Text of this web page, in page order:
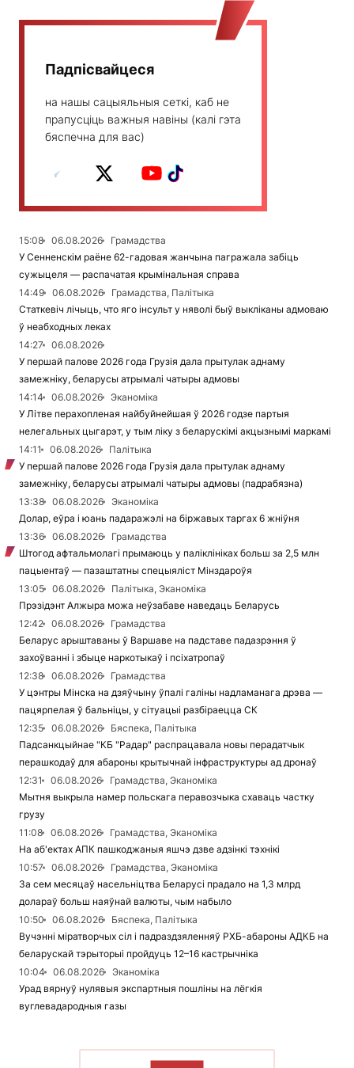
Падпісвайцеся
на нашы сацыяльныя сеткі, каб не
прапусціць важныя навіны (калі гэта
бяспечна для вас)
15:08 06.08.2026
Грамадства
У Сенненскім раёне 62-гадовая жанчына пагражала забіць
сужыцеля — распачатая крымінальная справа
14:49
06.08.2026
Грамадства, Палітыка
Статкевіч лічыць, что яго інсульт у няволі быў выкліканы адмоваю
ў неабходных леках
14:27
06.08.2026
У першай палове 2026 года Грузія дала прытулак аднаму
замежніку, беларусы атрымалі чатыры адмовы
14:14
06.08.2026
Эканоміка
У Літве перахопленая найбуйнейшая ў 2026 годзе партыя
нелегальных цыгарэт, у тым ліку з беларускімі акцызнымі маркамі
14:11
06.08.2026
Палітыка
У першай палове 2026 года Грузія дала прытулак аднаму
замежніку, беларусы атрымалі чатыры адмовы (падрабязна)
13:38
06.08.2026
Эканоміка
Долар, еўра і юань падаражэлі на біржавых таргах 6 жніўня
13:36
06.08.2026
Грамадства
Штогод афтальмолагі прымаюць у паліклініках больш за 2,5 млн
пацыентаў — пазаштатны спецыяліст Мінздароўя
13:05
06.08.2026
Палітыка, Эканоміка
Прэзідэнт Алжыра можа неўзабаве наведаць Беларусь
12:42
06.08.2026
Грамадства
Беларус арыштаваны ў Варшаве на падставе падазрэння ў
захоўванні і збыце наркотыкаў і псіхатропаў
12:38
06.08.2026
Грамадства
У цэнтры Мінска на дзяўчыну ўпалі галіны надламанага дрэва —
пацярпелая ў бальніцы, у сітуацыі разбіраецца СК
12:35
06.08.2026
Бяспека, Палітыка
Падсанкцыйнае "КБ "Радар" распрацавала новы перадатчык
перашкодаў для абароны крытычнай інфраструктуры ад дронаў
12:31
06.08.2026
Грамадства, Эканоміка
Мытня выкрыла намер польскага перавозчыка схаваць частку
грузу
11:08
06.08.2026
Грамадства, Эканоміка
На аб'ектах АПК пашкоджаныя яшчэ дзве адзінкі тэхнікі
10:57
06.08.2026
Грамадства, Эканоміка
За сем месяцаў насельніцтва Беларусі прадало на 1,3 млрд
долараў больш наяўнай валюты, чым набыло
10:50
06.08.2026
Бяспека, Палітыка
Вучэнні міратворчых сіл і падраздзяленняў РХБ-абароны АДКБ на
беларускай тэрыторыі пройдуць 12–16 кастрычніка
10:04
06.08.2026
Эканоміка
Урад вярнуў нулявыя экспартныя пошліны на лёгкія
вуглевадародныя газы